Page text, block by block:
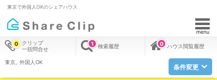
東京で外国人OKのシェアハウス
menu
クリップ
一括問合せ
0 検索履歴
1 ハウス閲覧履歴
0
東京 外国人OK
条件変更